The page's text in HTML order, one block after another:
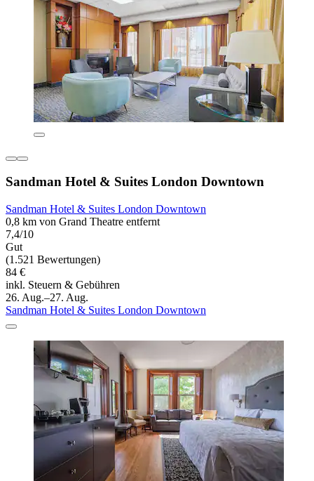
Sandman Hotel & Suites London Downtown
Sandman Hotel & Suites London Downtown
0,8 km von Grand Theatre entfernt
7,4/10
Gut
(1.521 Bewertungen)
84 €
inkl. Steuern & Gebühren
26. Aug.–27. Aug.
Sandman Hotel & Suites London Downtown